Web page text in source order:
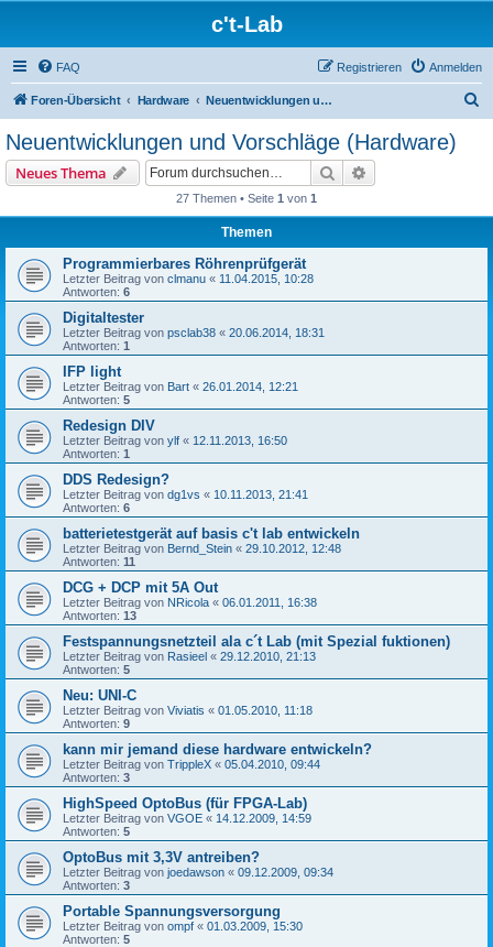
c't-Lab
FAQ Anmelden
Registrieren
Foren-Übersicht Hardware Neuentwicklungen und Vorschläge (Hardware)
Neuentwicklungen und Vorschläge (Hardware)
Neues Thema Suche
27 Themen • Seite 1 von 1
Themen
Programmierbares Röhrenprüfgerät
Letzter Beitrag von clmanu « 11.04.2015, 10:28
Antworten: 6
Digitaltester
Letzter Beitrag von psclab38 « 20.06.2014, 18:31
Antworten: 1
IFP light
Letzter Beitrag von Bart « 26.01.2014, 12:21
Antworten: 5
Redesign DIV
Letzter Beitrag von ylf « 12.11.2013, 16:50
Antworten: 1
DDS Redesign?
Letzter Beitrag von dg1vs « 10.11.2013, 21:41
Antworten: 6
batterietestgerät auf basis c't lab entwickeln
Letzter Beitrag von Bernd_Stein « 29.10.2012, 12:48
Antworten: 11
DCG + DCP mit 5A Out
Letzter Beitrag von NRicola « 06.01.2011, 16:38
Antworten: 13
Festspannungsnetzteil ala c´t Lab (mit Spezial fuktionen)
Letzter Beitrag von Rasieel « 29.12.2010, 21:13
Antworten: 5
Neu: UNI-C
Letzter Beitrag von Viviatis « 01.05.2010, 11:18
Antworten: 9
kann mir jemand diese hardware entwickeln?
Letzter Beitrag von TrippleX « 05.04.2010, 09:44
Antworten: 3
HighSpeed OptoBus (für FPGA-Lab)
Letzter Beitrag von VGOE « 14.12.2009, 14:59
Antworten: 5
OptoBus mit 3,3V antreiben?
Letzter Beitrag von joedawson « 09.12.2009, 09:34
Antworten: 3
Portable Spannungsversorgung
Letzter Beitrag von ompf « 01.03.2009, 15:30
Antworten: 5